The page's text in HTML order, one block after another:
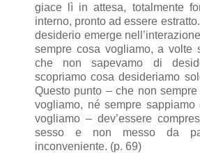
giace lì in attesa, totalmente
interno, pronto ad essere
desiderio emerge
sempre cosa vogliamo, a volte
che non sapevamo di
scopriamo cosa desideriamo
Questo punto – che non
vogliamo, né sempre sappiamo
vogliamo – dev’essere
sesso e non messo da
inconveniente. (p. 69)